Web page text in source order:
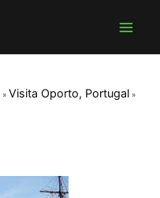
Visita Oporto, Portugal